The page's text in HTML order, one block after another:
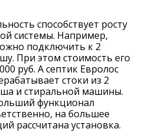
способствует росту
системы. Например,
подключить к 2
При этом стоимость его
руб. А септик Евролос
стоки из 2
и стиральной машины.
функционал
на большее
рассчитана установка.